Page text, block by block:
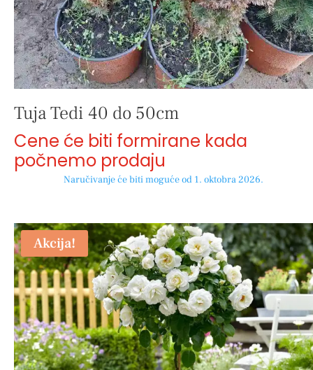
Tuja Tedi 40 do 50cm
Cene će biti formirane kada
počnemo prodaju
Naručivanje će biti moguće od 1. oktobra 2026.
Akcija!